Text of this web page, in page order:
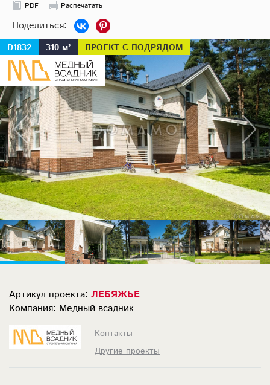
PDF
Распечатать
D1832 310 м² ПРОЕКТ С ПОДРЯДОМ
Артикул проекта: ЛЕБЯЖЬЕ
Компания: Медный всадник
Контакты
Другие проекты